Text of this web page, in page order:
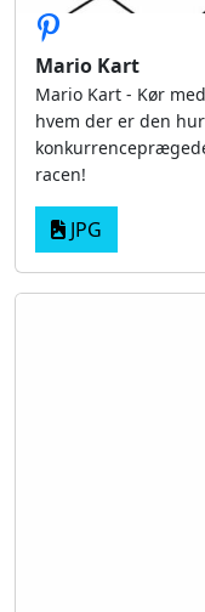
Mario Kart
Mario Kart - Kør
hvem der er den
racen!
JPG